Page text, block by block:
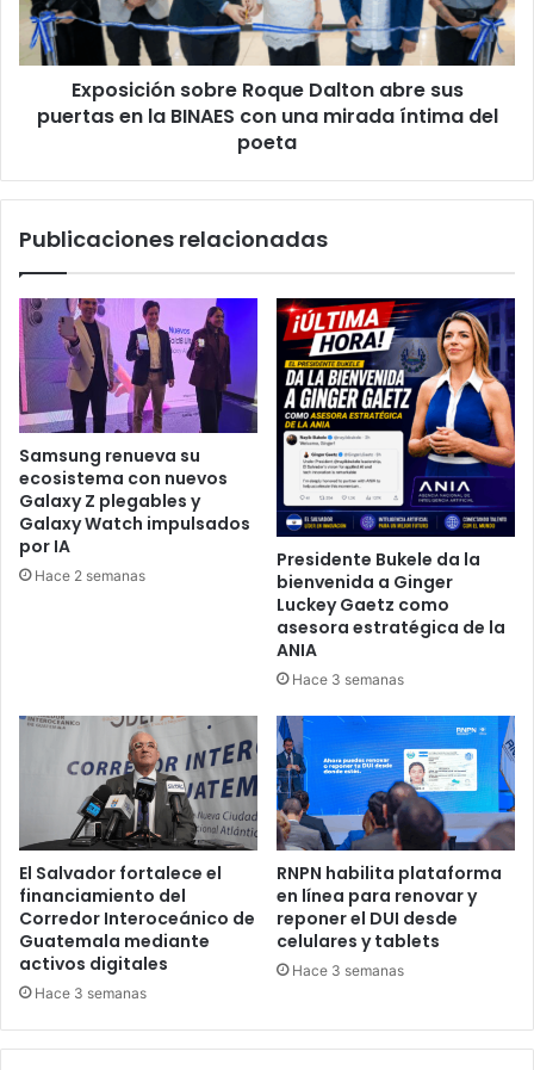
puertas
en
la
con
íntima
poeta
Exposición sobre Roque Dalton abre sus
puertas en la BINAES con una mirada íntima del
poeta
Publicaciones relacionadas
Samsung renueva su
ecosistema con nuevos
Galaxy Z plegables y
Galaxy Watch impulsados
por IA
Hace 2 semanas
Presidente Bukele da la
bienvenida a Ginger
Luckey Gaetz como
asesora estratégica de la
ANIA
Hace 3 semanas
El Salvador fortalece el
financiamiento del
Corredor Interoceánico de
Guatemala mediante
activos digitales
Hace 3 semanas
RNPN habilita plataforma
en línea para renovar y
reponer el DUI desde
celulares y tablets
Hace 3 semanas